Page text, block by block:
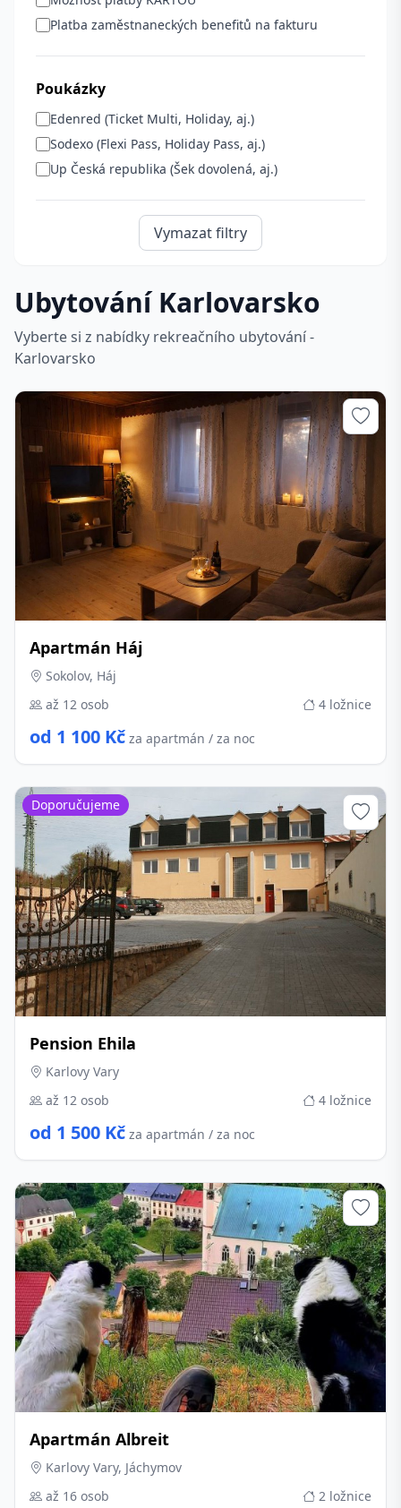
Platba zaměstnaneckých benefitů na fakturu
Poukázky
Edenred (Ticket Multi, Holiday, aj.)
Sodexo (Flexi Pass, Holiday Pass, aj.)
Up Česká republika (Šek dovolená, aj.)
Vymazat filtry
Ubytování Karlovarsko
Vyberte si z nabídky rekreačního ubytování -
Karlovarsko
Apartmán Háj
Sokolov, Háj
až 12 osob
4 ložnice
od 1 100 Kč za apartmán / za noc
Pension Ehila
Karlovy Vary
až 12 osob
4 ložnice
od 1 500 Kč za apartmán / za noc
Doporučujeme
Apartmán Albreit
Karlovy Vary, Jáchymov
až 16 osob
2 ložnice